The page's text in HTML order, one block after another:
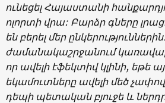
ունեցել Հայաստանի
ոլորտի վրա: Բարձր գները
են բերել մեր
ժամանակաշրջանում
որ ավելի էֆեկտիվ կլինի, եթե
եկամուտները ավելի մեծ
դեպի պետական բյուջե և